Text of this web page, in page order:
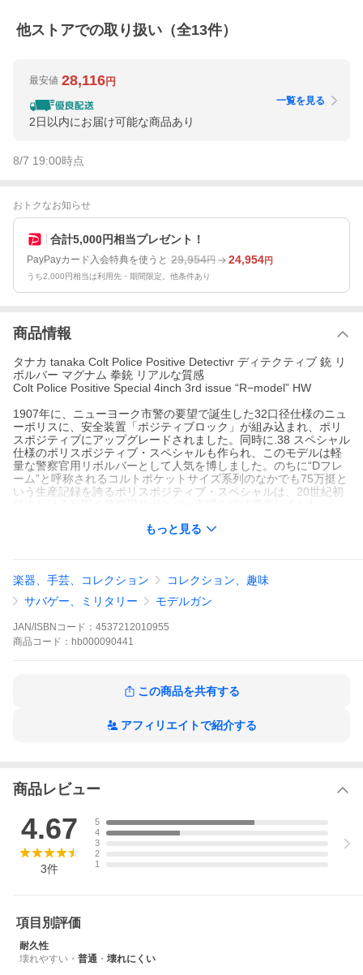
他ストアでの取り扱い（全13件）
最安値 28,116円
2日以内にお届け可能な商品あり
一覧を見る
8/7 19:00時点
おトクなお知らせ
合計5,000円相当プレゼント！
PayPayカード入会特典を使うと 29,954円 24,954円
うち2,000円相当は利用先・期間限定。他条件あり
商品情報
タナカ tanaka Colt Police Positive Detectivr ディテクティブ 銃 リ
ボルバー マグナム 拳銃 リアルな質感
Colt Police Positive Special 4inch 3rd issue “R−model” HW
1907年に、ニューヨーク市警の要望で誕生した32口径仕様のニュ
ーポリスに、安全装置「ポジティブロック」が組み込まれ、ポリ
スポジティブにアップグレードされました。同時に.38 スペシャル
仕様のポリスポジティブ・スペシャルも作られ、このモデルは軽
量な警察官用リボルバーとして人気を博しました。のちに“Dフレ
ーム”と呼称されるコルトポケットサイズ系列のなかでも75万挺と
いう生産記録を誇るポリスポジティブ・スペシャルは、20世紀初
場に出回っている中でも最も強力なポケット&ハウス・ピストル」
動性を向上させた”R−model”として生まれ変わりました。
以前のモデルで問題だった、コルトメカを忠実に再現したために
発生するシリンダーロックアップ問題(トリガーの動きとシリンダ
ーの回転とのタイミングが変化する症状)も、強固なプレス製とダ
イカストの2ピース構造に変更されたリバウンドレバーによって長
期にわたり作動タイミングのズレを防止します。
前面のセレーションも追加され、1960年前後の3rdタイプのディ
ティールを忠実に再現しました。
続くコルト・ダブルアクション・リボルバーのメカニズムを体感
全長：241 mm
重量：500 g
装弾数：6 発
備考：
●フレームタイプ コルトロングDフレーム/ラウンドバット
リボルバーの進化に大きく寄与してきたコルトの歴史の中で、小
型ダブルアクション・リボルバーの完成形と称されるポリスポジ
ティブ・スペシャル。モデルガンファンのみならず、多くの方に
もっと見る
楽器、手芸、コレクション
コレクション、趣味
サバゲー、ミリタリー
モデルガン
JAN/ISBNコード： 4537212010955
商品 コード： hb000090441
この商品を共有する
アフィリエイトで紹介する
商品レビュー
4.67
3件
5
4
3
2
1
項目別評価
耐久性
壊れやすい ・ 普通 ・ 壊れにくい